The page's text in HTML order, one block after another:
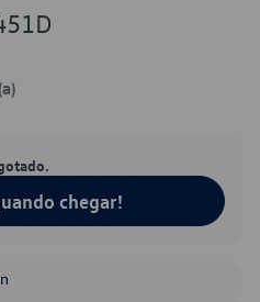
chegar!